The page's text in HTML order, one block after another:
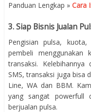
Panduan Lengkap » Cara
3. Siap Bisnis Jualan
Pengisian pulsa,
pembeli
transaksi.
SMS, transaksi juga bisa
Line, WA dan BBM.
yang sangat powerfull
berjualan pulsa.